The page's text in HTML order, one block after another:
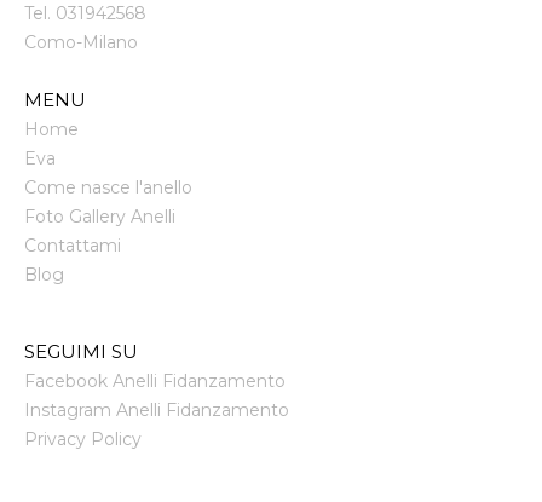
Tel. 031942568
Como-Milano
MENU
Home
Eva
Come nasce l'anello
Foto Gallery Anelli
Contattami
Blog
SEGUIMI SU
Facebook Anelli Fidanzamento
Instagram Anelli Fidanzamento
Privacy Policy